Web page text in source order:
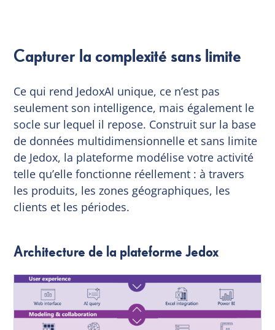
Capturer la complexité sans limite
Ce qui rend JedoxAI unique, ce n’est pas
seulement son intelligence, mais également le
socle sur lequel il repose. Construit sur la base
de données multidimensionnelle et sans limite
de Jedox, la plateforme modélise votre activité
telle qu’elle fonctionne réellement : à travers
les produits, les zones géographiques, les
clients et les périodes.
Architecture de la plateforme Jedox